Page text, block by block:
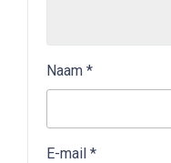
Naam *
E-mail *